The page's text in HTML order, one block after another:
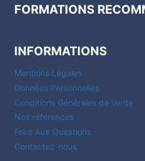
FORMATIONS
INFORMATIONS
Mentions Légales
Données Personnelles
Conditions Générales de Vente
Nos références
Foire Aux Questions
Contactez-nous